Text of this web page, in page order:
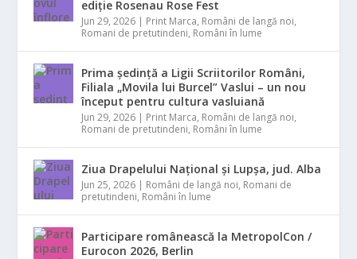
ediție Rosenau Rose Fest
Jun 29, 2026 | Print Marca, Români de langă noi,
Romani de pretutindeni, Români în lume
Prima ședință a Ligii Scriitorilor Români,
Filiala „Movila lui Burcel” Vaslui – un nou
început pentru cultura vasluiană
Jun 29, 2026 | Print Marca, Români de langă noi,
Romani de pretutindeni, Români în lume
Ziua Drapelului Național și Lupșa, jud. Alba
Jun 25, 2026 | Români de langă noi, Romani de
pretutindeni, Români în lume
Participare românească la MetropolCon /
Eurocon 2026, Berlin